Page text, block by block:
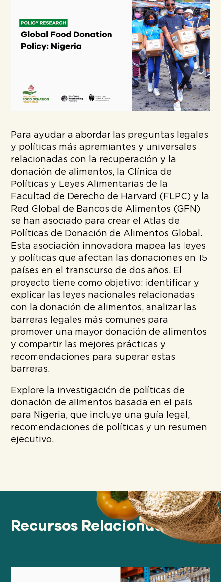
Para ayudar a abordar las preguntas legales
y políticas más apremiantes y universales
relacionadas con la recuperación y la
donación de alimentos, la Clínica de
Políticas y Leyes Alimentarias de la
Facultad de Derecho de Harvard (FLPC) y la
Red Global de Bancos de Alimentos (GFN)
se han asociado para crear el Atlas de
Políticas de Donación de Alimentos Global.
Esta asociación innovadora mapea las leyes
y políticas que afectan las donaciones en 15
países en el transcurso de dos años. El
proyecto tiene como objetivo: identificar y
explicar las leyes nacionales relacionadas
con la donación de alimentos, analizar las
barreras legales más comunes para
promover una mayor donación de alimentos
y compartir las mejores prácticas y
recomendaciones para superar estas
barreras.
Explore la investigación de políticas de
donación de alimentos basada en el país
para Nigeria, que incluye una guía legal,
recomendaciones de políticas y un resumen
ejecutivo.
Recursos Relacionados